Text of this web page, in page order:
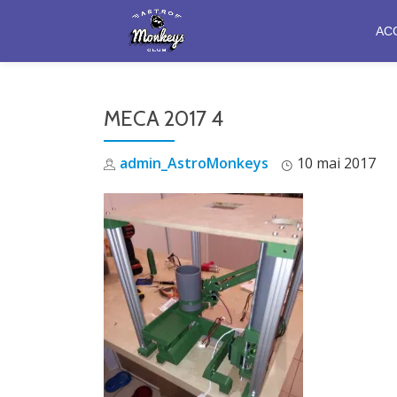
MECA 2017 4
admin_AstroMonkeys 10 mai 2017